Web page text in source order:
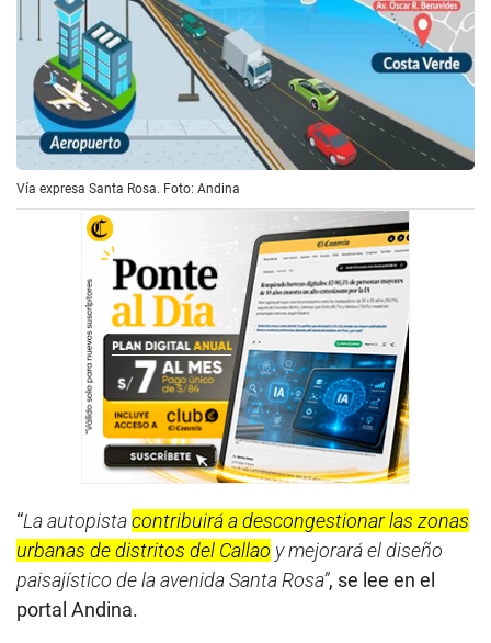
Vía expresa Santa Rosa. Foto: Andina
“La autopistacontribuirá a descongestionar las zonas
urbanas de distritos del Callao y mejorará el diseño
paisajístico de la avenida Santa Rosa”, se lee en el
portal Andina.